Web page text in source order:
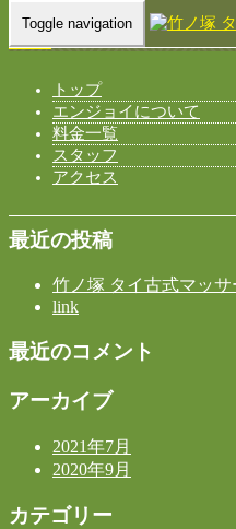
Toggle navigation
トップ
エンジョイについて
料金一覧
スタッフ
アクセス
Home-FRE…
FREE WIFI – 竹ノ塚 タイ古
最近の投稿
竹ノ塚 タイ古式マッサ
link
最近のコメント
アーカイブ
2021年7月
2020年9月
カテゴリー